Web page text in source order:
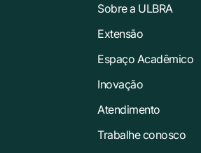
Sobre a ULBRA
Extensão
Espaço Acadêmico
Inovação
Atendimento
Trabalhe conosco